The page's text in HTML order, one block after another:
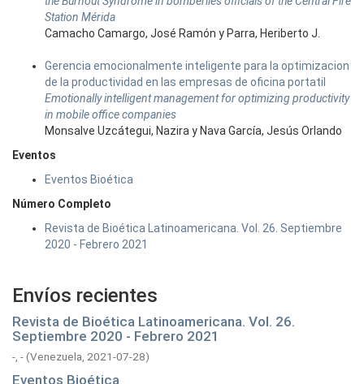
Station Mérida
Camacho Camargo, José Ramón y Parra, Heriberto J.
Gerencia emocionalmente inteligente para la optimizacion
de la productividad en las empresas de oficina portatil
Emotionally intelligent management for optimizing productivity
in mobile office companies
Monsalve Uzcátegui, Nazira y Nava García, Jesús Orlando
Eventos
Eventos Bioética
Número Completo
Revista de Bioética Latinoamericana. Vol. 26. Septiembre
2020 - Febrero 2021
Envíos recientes
Revista de Bioética Latinoamericana. Vol. 26.
Septiembre 2020 - Febrero 2021
-, -(Venezuela, 2021-07-28)
Eventos Bioética